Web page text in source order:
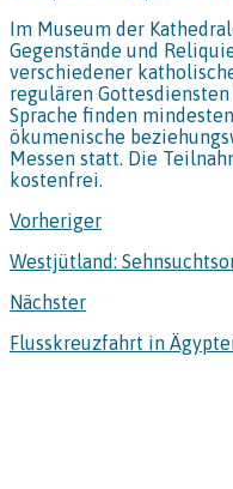
Im Museum der
Gegenstände und
verschiedener
regulären
Sprache finden
ökumenische
Messen statt. Die
kostenfrei.
Vorheriger
Westjütland:
Nächster
Flusskreuzfahrt in